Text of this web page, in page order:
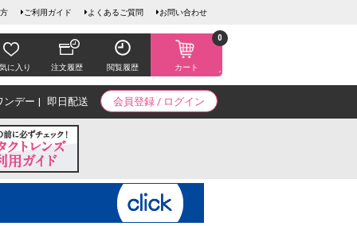
ご利用ガイド よくあるご質問 お問い合わせ
に入り 注文履歴 閲覧履歴 カート
0
会員登録 / ログイン
ンデー 即日配送